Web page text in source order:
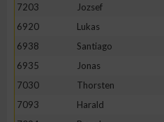
7203
Jozsef
6920
Lukas
6938
Santiago
6935
Jonas
7030
Thorsten
7093
Harald